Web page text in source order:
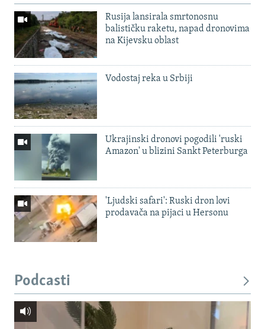
Rusija lansirala smrtonosnu
balističku raketu, napad dronovima
na Kijevsku oblast
Vodostaj reka u Srbiji
Ukrajinski dronovi pogodili 'ruski
Amazon' u blizini Sankt Peterburga
'Ljudski safari': Ruski dron lovi
prodavača na pijaci u Hersonu
Podcasti